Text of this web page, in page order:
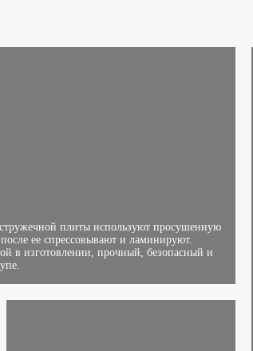
плиты используют просушенную
ее спрессовывают и ламинируют.
в изготовлении, прочный, безопасный и